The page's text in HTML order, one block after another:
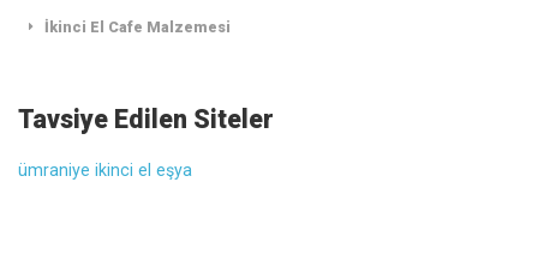
İkinci El Cafe Malzemesi
Tavsiye Edilen Siteler
ümraniye ikinci el eşya